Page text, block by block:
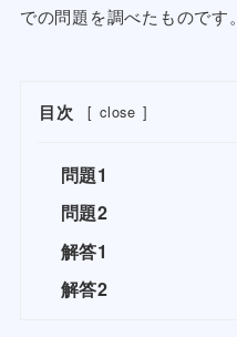
での問題を調べたものです。
目次 [ close ]
問題1
問題2
解答1
解答2